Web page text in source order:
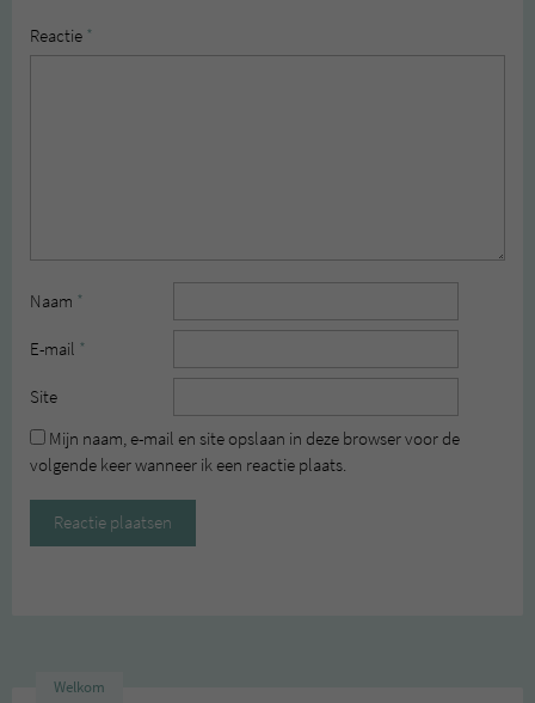
Reactie *
Naam *
E-mail *
Site
Mijn naam, e-mail en site opslaan in deze browser voor de
volgende keer wanneer ik een reactie plaats.
Welkom